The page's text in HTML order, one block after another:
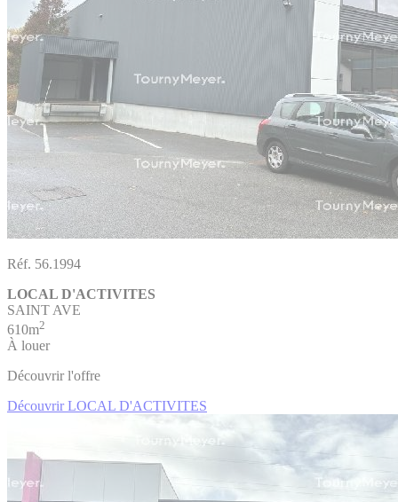
Réf. 56.1994
LOCAL D'ACTIVITES
SAINT AVE
610m2
À louer
Découvrir l'offre
Découvrir LOCAL D'ACTIVITES